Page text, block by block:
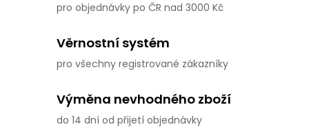
pro objednávky po ČR nad 3000 Kč
Věrnostní systém
pro všechny registrované zákazníky
Výměna nevhodného zboží
do 14 dní od přijetí objednávky